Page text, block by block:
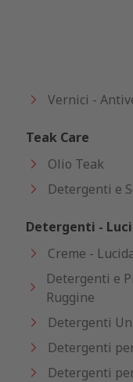
Vernici -
Teak Care
Olio Teak
Detergenti e
Detergenti -
Creme -
Detergenti e
Ruggine
Detergenti
Detergenti
Detergenti